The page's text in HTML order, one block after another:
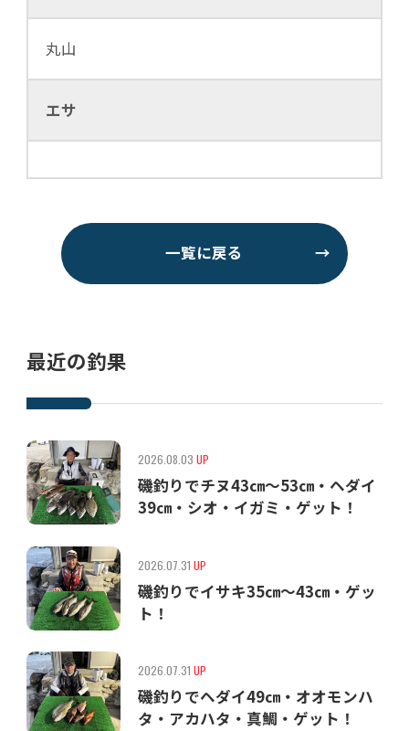
丸山
エサ
一覧に戻る →
最近の釣果
2026.08.03 UP
磯釣りでチヌ43㎝〜53㎝・ヘダイ
39㎝・シオ・イガミ・ゲット！
2026.07.31 UP
磯釣りでイサキ35㎝〜43㎝・ゲッ
ト！
2026.07.31 UP
磯釣りでヘダイ49㎝・オオモンハ
タ・アカハタ・真鯛・ゲット！